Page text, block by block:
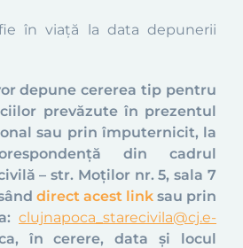
în viață la data depunerii
depune cererea tip pentru
prevăzute în prezentul
sau prin împuternicit, la
din cadrul
– str. Moților nr. 5, sala 7
direct acest link sau prin
clujnapoca_starecivila@cj.e-
în cerere, data și locul